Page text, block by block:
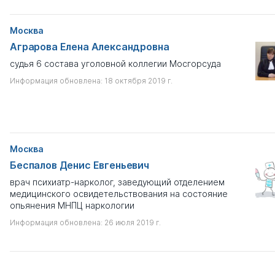
Москва
Аграрова Елена Александровна
судья 6 состава уголовной коллегии Мосгорсуда
Информация обновлена: 18 октября 2019 г.
Москва
Беспалов Денис Евгеньевич
врач психиатр-нарколог, заведующий отделением
медицинского освидетельствования на состояние
опьянения МНПЦ наркологии
Информация обновлена: 26 июля 2019 г.